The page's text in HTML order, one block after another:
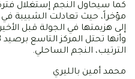
كما سيحاول النجم إستغلال
إلى هزيمتها في الجولة قبل
الترتيب، النجم الساحلي.
محمد أمين بالليري